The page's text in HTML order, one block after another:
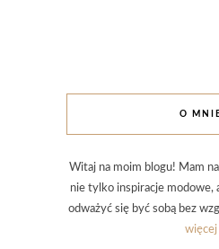
O
Witaj na moim blogu! Mam
nie tylko inspiracje modowe,
odważyć się być sobą bez
więcej